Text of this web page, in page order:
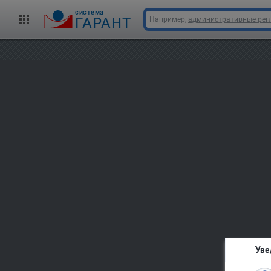
cистема
ГАРАНТ Например, административные